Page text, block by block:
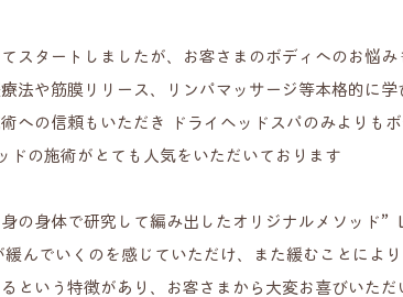
スタートしましたが、お客さまのボディへのお悩み
法や筋膜リリース、リンパマッサージ等本格的に学
への信頼もいただき ドライヘッドスパのみよりも
ドの施術がとても人気をいただいております
の身体で研究して編み出したオリジナルメソッド”
緩んでいくのを感じていただけ、また緩むことによ
という特徴があり、お客さまから大変お喜びいただ